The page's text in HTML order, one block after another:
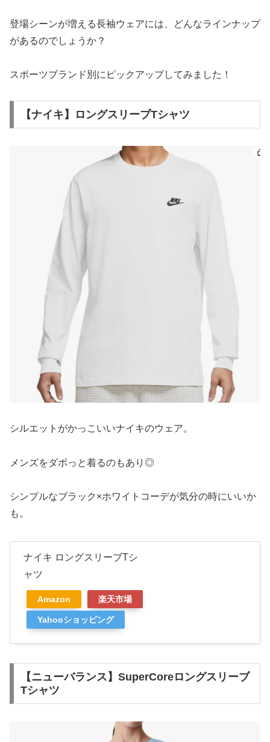
登場シーンが増える長袖ウェアには、どんなラインナップ
があるのでしょうか？
スポーツブランド別にピックアップしてみました！
【ナイキ】ロングスリーブTシャツ
シルエットがかっこいいナイキのウェア。
メンズをダボっと着るのもあり◎
シンプルなブラック×ホワイトコーデが気分の時にいいか
も。
ナイキ ロングスリーブTシ
ャツ
Amazon 楽天市場
Yahooショッピング
【ニューバランス】SuperCoreロングスリーブ
Tシャツ